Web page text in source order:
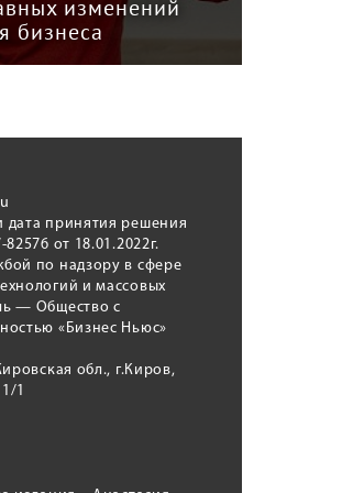
Юрием
дата принятия решения
от 18.01.2022г.
по надзору в сфере
и массовых
— Общество с
«Бизнес Ньюс»
обл., г.Киров,
1